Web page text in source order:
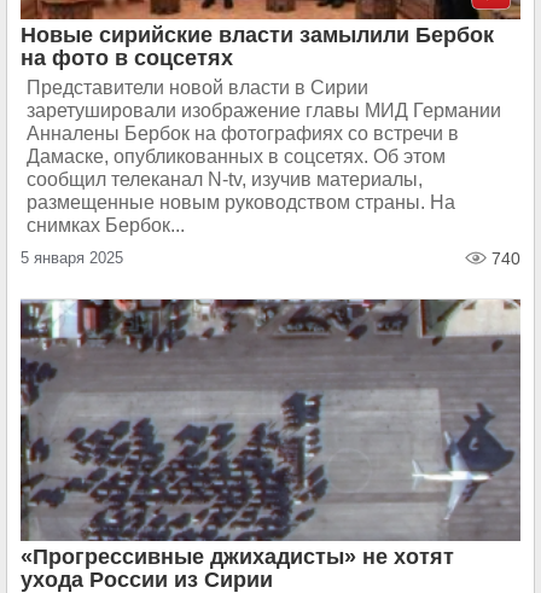
Новые сирийские власти замылили Бербок
на фото в соцсетях
Представители новой власти в Сирии
заретушировали изображение главы МИД Германии
Анналены Бербок на фотографиях со встречи в
Дамаске, опубликованных в соцсетях. Об этом
сообщил телеканал N-tv, изучив материалы,
размещенные новым руководством страны. На
снимках Бербок...
5 января 2025 740
«Прогрессивные джихадисты» не хотят
ухода России из Сирии